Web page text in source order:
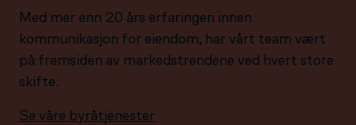
Med mer enn 20 års erfaringen innen
kommunikasjon for eiendom, har vårt team vært
på fremsiden av markedstrendene ved hvert store
skifte.
Se våre byråtjenester